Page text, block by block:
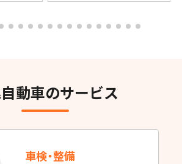
動車のサービス
車検・整備